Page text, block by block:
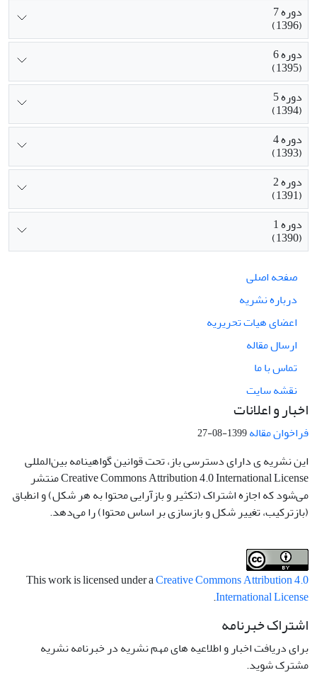
دوره 7
(1396)
دوره 6
(1395)
دوره 5
(1394)
دوره 4
(1393)
دوره 2
(1391)
دوره 1
(1390)
صفحه اصلی
درباره نشریه
اعضای هیات تحریریه
ارسال مقاله
تماس با ما
نقشه سایت
اخبار و اعلانات
فراخوان مقاله1399-08-27
این نشریه ی دارای دسترسی باز، تحت قوانین گواهینامه بین‌المللی
Creative Commons Attribution 4.0 International License منتشر
می‌شود که اجازه اشتراک (تکثیر و بازآرایی محتوا به هر شکل) و انطباق
(بازترکیب، تغییر شکل و بازسازی بر اساس محتوا) را می‌دهد.
This work is licensed under aCreative Commons Attribution 4.0
International License
.
اشتراک خبرنامه
برای دریافت اخبار و اطلاعیه های مهم نشریه در خبرنامه نشریه
مشترک شوید.